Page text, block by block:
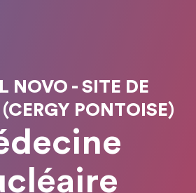
NOVO - SITE DE
PONTOISE)